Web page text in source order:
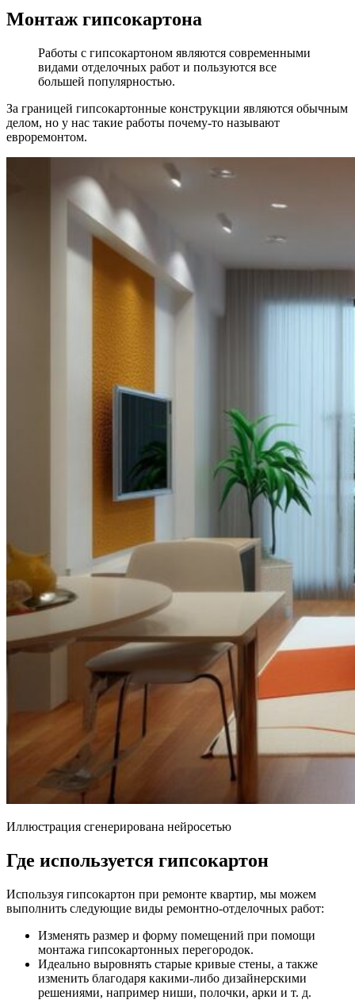
Монтаж гипсокартона
Работы с гипсокартоном являются современными
видами отделочных работ и пользуются все
большей популярностью.
За границей гипсокартонные конструкции являются обычным
делом, но у нас такие работы почему-то называют
евроремонтом.
Иллюстрация сгенерирована нейросетью
Где используется гипсокартон
Используя гипсокартон при ремонте квартир, мы можем
выполнить следующие виды ремонтно-отделочных работ:
Изменять размер и форму помещений при помощи
монтажа гипсокартонных перегородок.
Идеально выровнять старые кривые стены, а также
изменить благодаря какими-либо дизайнерскими
решениями, например ниши, полочки, арки и т. д.